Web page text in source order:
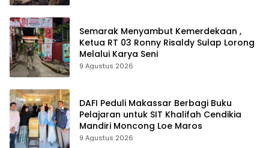
Semarak Menyambut Kemerdekaan ,
Ketua RT 03 Ronny Risaldy Sulap Lorong
Melalui Karya Seni
9 Agustus 2026
DAFI Peduli Makassar Berbagi Buku
Pelajaran untuk SIT Khalifah Cendikia
Mandiri Moncong Loe Maros
9 Agustus 2026